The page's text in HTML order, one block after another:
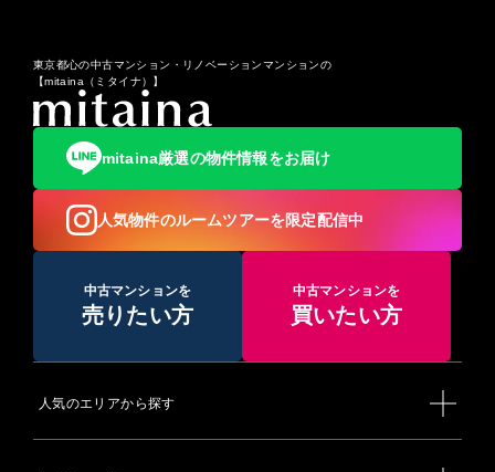
東京都心の中古マンション・リノベーションマンションの
【mitaina（ミタイナ）】
mitaina厳選の物件情報をお届け
人気物件のルームツアーを限定配信中
中古マンションを
売りたい方
中古マンションを
買いたい方
人気のエリアから探す